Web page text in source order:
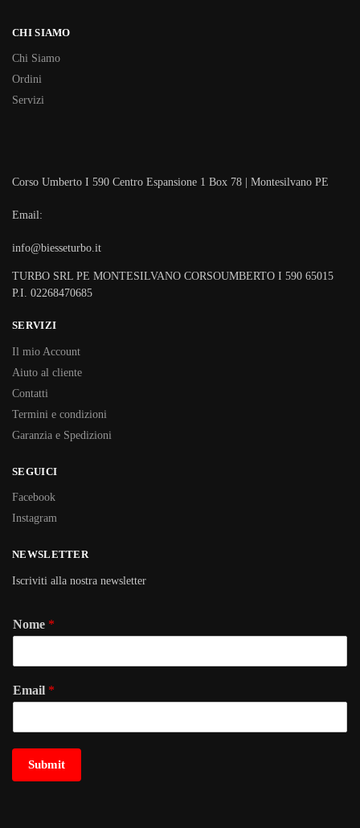
CHI SIAMO
Chi Siamo
Ordini
Servizi
Corso Umberto I 590 Centro Espansione 1 Box 78 | Montesilvano PE
Email:
info@biesseturbo.it
TURBO SRL PE MONTESILVANO CORSOUMBERTO I 590 65015
P.I. 02268470685
SERVIZI
Il mio Account
Aiuto al cliente
Contatti
Termini e condizioni
Garanzia e Spedizioni
SEGUICI
Facebook
Instagram
NEWSLETTER
Iscriviti alla nostra newsletter
Nome *
Email *
Submit